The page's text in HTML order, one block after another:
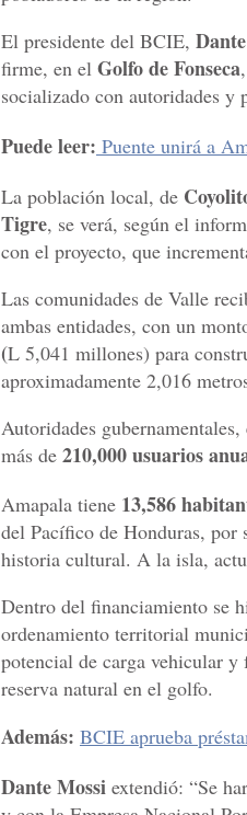
El presidente del BCIE,
firme, en el Golfo de Fonseca
socializado con autoridades y
Puede leer: Puente unirá a
La población local, de
Tigre, se verá, según el
con el proyecto, que
Las comunidades de Valle
ambas entidades, con un
(L 5,041 millones) para
aproximadamente 2,016
Autoridades
más de 210,000 usuarios
Amapala tiene 13,586
del Pacífico de Honduras, por
historia cultural. A la isla,
Dentro del financiamiento se
ordenamiento territorial
potencial de carga vehicular
reserva natural en el golfo.
Además: BCIE aprueba
Dante Mossi extendió: “Se